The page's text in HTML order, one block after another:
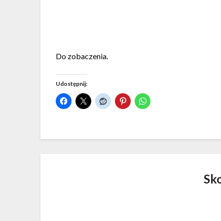
Do zobaczenia.
Udostępnij: